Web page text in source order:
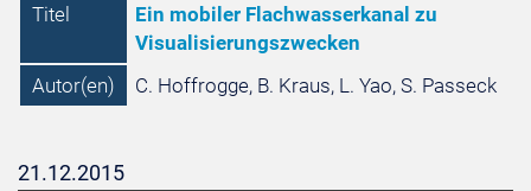
Titel
Ein mobiler Flachwasserkanal zu
Visualisierungszwecken
Autor(en)
C. Hoffrogge, B. Kraus, L. Yao, S. Passeck
21.12.2015